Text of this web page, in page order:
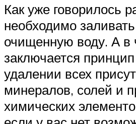
Как уже говорилось
необходимо
очищенную воду. А в
заключается
удалении всех
минералов, солей и
химических